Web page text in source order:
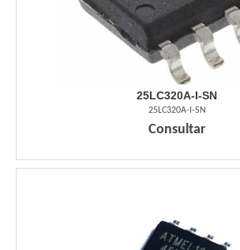
25LC320A-I-SN
25LC320A-I-SN
Consultar